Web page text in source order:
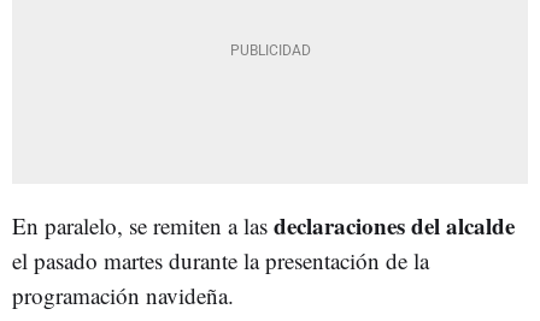
En paralelo, se remiten a las declaraciones del alcalde
el pasado martes durante la presentación de la
programación navideña.